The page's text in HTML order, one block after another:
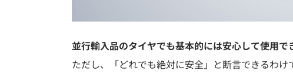
並行輸入品のタイヤでも基本的には安心して使用で
ただし、「どれでも絶対に安全」と断言できるわ